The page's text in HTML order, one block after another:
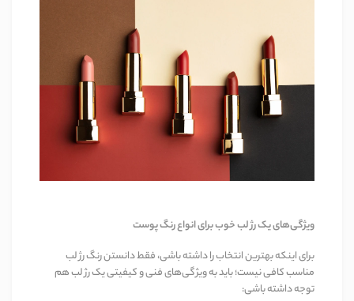
ویژگی‌های یک رژ لب خوب برای انواع رنگ پوست
برای اینکه بهترین انتخاب را داشته باشی، فقط دانستن رنگ رژ لب
مناسب کافی نیست؛ باید به ویژگی‌های فنی و کیفیتی یک رژ لب هم
توجه داشته باشی: